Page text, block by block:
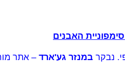
נבקר במנזר גע'ארד – אתר